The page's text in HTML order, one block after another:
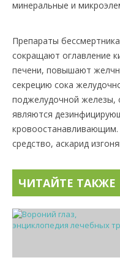
минеральные и
Препараты
сокращают оглавление
печени, повышают
секрецию сока
поджелудочной железы,
являются
кровоостанавливающим.
средство, аскарид
ЧИТАЙТЕ ТАКЖЕ